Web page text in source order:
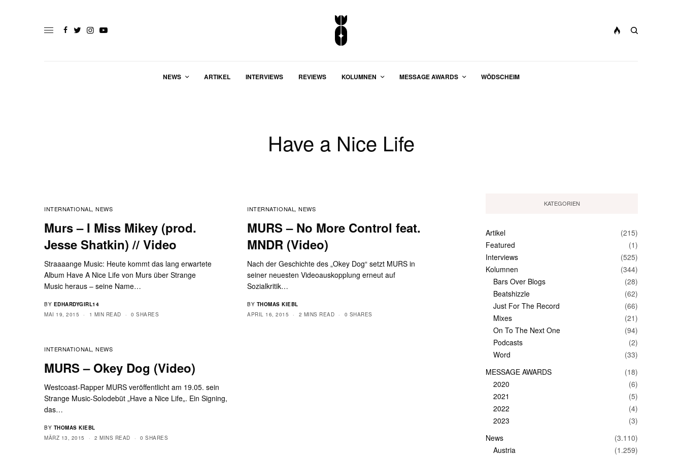
NEWS ARTIKEL INTERVIEWS REVIEWS KOLUMNEN MESSAGE AWARDS WÖDSCHEIM
Have a Nice Life
INTERNATIONAL ,NEWS
Murs – I Miss Mikey (prod.
Jesse Shatkin) // Video
Straaaange Music: Heute kommt das lang erwartete
Album Have A Nice Life von Murs über Strange
Music heraus – seine Name…
BY EDHARDYGIRL14
MAI 19, 2015
1 MIN READ 0 SHARES
INTERNATIONAL ,NEWS
MURS – No More Control feat.
MNDR (Video)
Nach der Geschichte des „Okey Dog“ setzt MURS in
seiner neuesten Videoauskopplung erneut auf
Sozialkritik…
BY THOMAS KIEBL
APRIL 16, 2015
2 MINS READ 0 SHARES
INTERNATIONAL ,NEWS
MURS – Okey Dog (Video)
Westcoast-Rapper MURS veröffentlicht am 19.05. sein
Strange Music-Solodebüt „Have a Nice Life„. Ein Signing,
das…
BY THOMAS KIEBL
MÄRZ 13, 2015
2 MINS READ 0 SHARES
KATEGORIEN
Artikel
(215)
Featured
(1)
Interviews
(525)
Kolumnen
(344)
Bars Over Blogs
(28)
Beatshizzle
(62)
Just For The Record
(66)
Mixes
(21)
On To The Next One
(94)
Podcasts
(2)
Word
(33)
MESSAGE AWARDS
(18)
2020
(6)
2021
(5)
2022
(4)
2023
(3)
News
(3.110)
Austria
(1.259)